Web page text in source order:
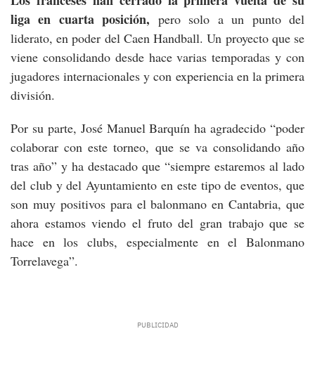
liga en cuarta posición, pero solo a un punto del
liderato, en poder del Caen Handball. Un proyecto que se
viene consolidando desde hace varias temporadas y con
jugadores internacionales y con experiencia en la primera
división.
Por su parte, José Manuel Barquín ha agradecido “poder
colaborar con este torneo, que se va consolidando año
tras año” y ha destacado que “siempre estaremos al lado
del club y del Ayuntamiento en este tipo de eventos, que
son muy positivos para el balonmano en Cantabria, que
ahora estamos viendo el fruto del gran trabajo que se
hace en los clubs, especialmente en el Balonmano
Torrelavega”.